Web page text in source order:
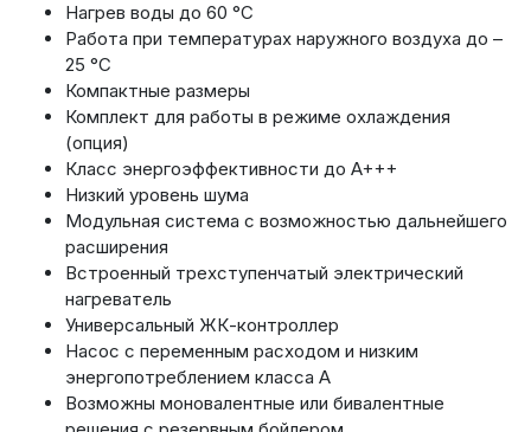
Нагрев воды до 60 °С
Работа при температурах наружного воздуха до –
25 °C
Компактные размеры
Комплект для работы в режиме охлаждения
(опция)
Класс энергоэффективности до A+++
Низкий уровень шума
Модульная система с возможностью дальнейшего
расширения
Встроенный трехступенчатый электрический
нагреватель
Универсальный ЖК-контроллер
Насос с переменным расходом и низким
энергопотреблением класса А
Возможны моновалентные или бивалентные